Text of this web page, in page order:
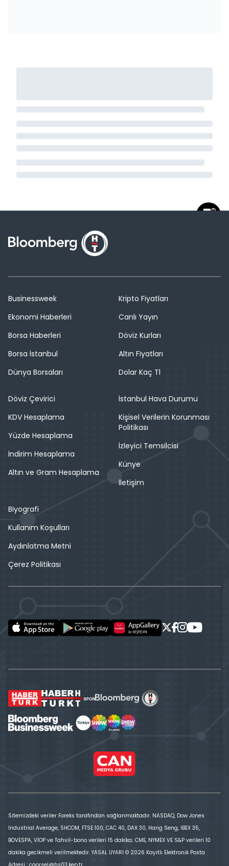
Businessweek
Ekonomi Haberleri
Borsa Haberleri
Borsa İstanbul
Dünya Borsaları
Kripto Fiyatları
Canlı Yayın
Döviz Kurları
Altın Fiyatları
Dolar Kaç Tl
Döviz Çevirici
KDV Hesaplama
Yüzde Hesaplama
İndirim Hesaplama
Altın ve Gram Hesaplama
İstanbul Hava Durumu
Kişisel Verilerin Korunması
Politikası
İzleyici Temsilcisi
Künye
İletişim
Biyografi
Kullanım Koşulları
Aydınlatma Metni
Çerez Politikası
Sitemizdeki veriler Foreks tarafından sağlanmaktadır. NASDAQ, Dow Jones
Industrial Average, SHCOM, FTSE 100, CAC 40, DAX 30, Hang Seng, IBEX 35,
BOVESPA, VİOP ve Tahvil-bono verileri 15 dakika; CME, NYMEX VE S&P verileri 10
dakika gecikmeli verilmektedir. YASAL UYARI © 2026 Kayıtlı Elektronik Posta